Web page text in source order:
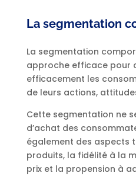
La segmentation
La segmentation
approche efficace pour
efficacement les
de leurs actions,
Cette segmentation ne
d’achat des
également des aspects
produits, la fidélité à la
prix et la propension à